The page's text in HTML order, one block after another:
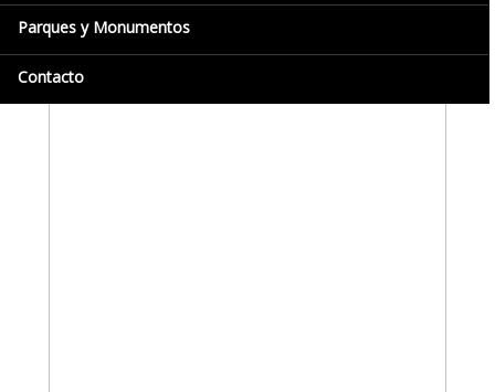
Parques y Monumentos
Contacto